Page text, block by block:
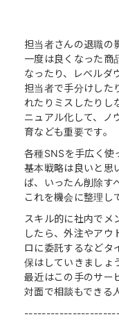
担当者さんの退職の
一度は良くなった商
なったり、レベルダ
担当者で手分けした
れたりミスしたりし
ニュアル化して、ノ
育なども重要です。
各種SNSを手広く使
基本戦略は良いと思
ば、いったん削除す
これを機会に整理し
スキル的に社内でメ
したら、外注やアウ
ロに委託するなどタ
保はしていきましょ
最近はこの手のサー
対面で相談もできる